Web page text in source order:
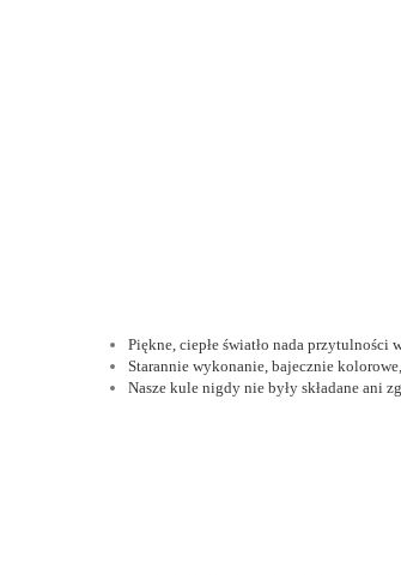
Piękne, ciepłe światło nada przytulności
Starannie wykonanie, bajecznie
Nasze kule nigdy nie były składane ani